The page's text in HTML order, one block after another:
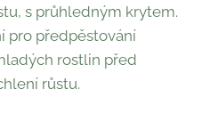
s průhledným krytem.
pro předpěstování
rostlin před
růstu.